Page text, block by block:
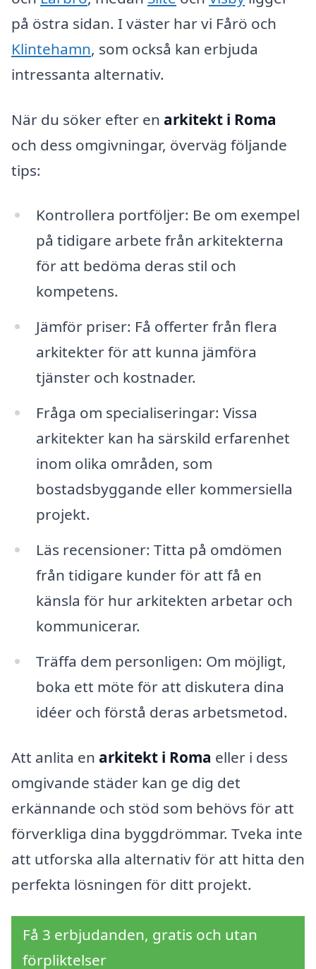
på östra sidan. I väster har vi Fårö och
Klintehamn, som också kan erbjuda
intressanta alternativ.
När du söker efter en arkitekt i Roma
och dess omgivningar, överväg följande
tips:
Kontrollera portföljer: Be om exempel
på tidigare arbete från arkitekterna
för att bedöma deras stil och
kompetens.
Jämför priser: Få offerter från flera
arkitekter för att kunna jämföra
tjänster och kostnader.
Fråga om specialiseringar: Vissa
arkitekter kan ha särskild erfarenhet
inom olika områden, som
bostadsbyggande eller kommersiella
projekt.
Läs recensioner: Titta på omdömen
från tidigare kunder för att få en
känsla för hur arkitekten arbetar och
kommunicerar.
Träffa dem personligen: Om möjligt,
boka ett möte för att diskutera dina
idéer och förstå deras arbetsmetod.
Att anlita en arkitekt i Roma eller i dess
omgivande städer kan ge dig det
erkännande och stöd som behövs för att
förverkliga dina byggdrömmar. Tveka inte
att utforska alla alternativ för att hitta den
perfekta lösningen för ditt projekt.
Få 3 erbjudanden, gratis och utan
förpliktelser